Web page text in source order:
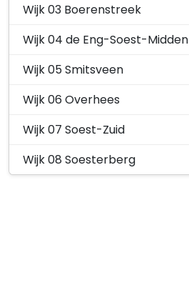
Wijk 03 Boerenstreek
Wijk 04 de Eng-Soest-Midden
Wijk 05 Smitsveen
Wijk 06 Overhees
Wijk 07 Soest-Zuid
Wijk 08 Soesterberg